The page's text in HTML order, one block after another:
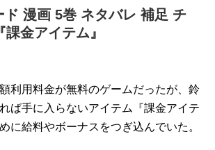
ド 漫画 5巻 ネタバレ 補足 チ
金アイテム』
利用料金が無料のゲームだったが、鈴
ば手に入らないアイテム『課金アイテ
に給料やボーナスをつぎ込んでいた。